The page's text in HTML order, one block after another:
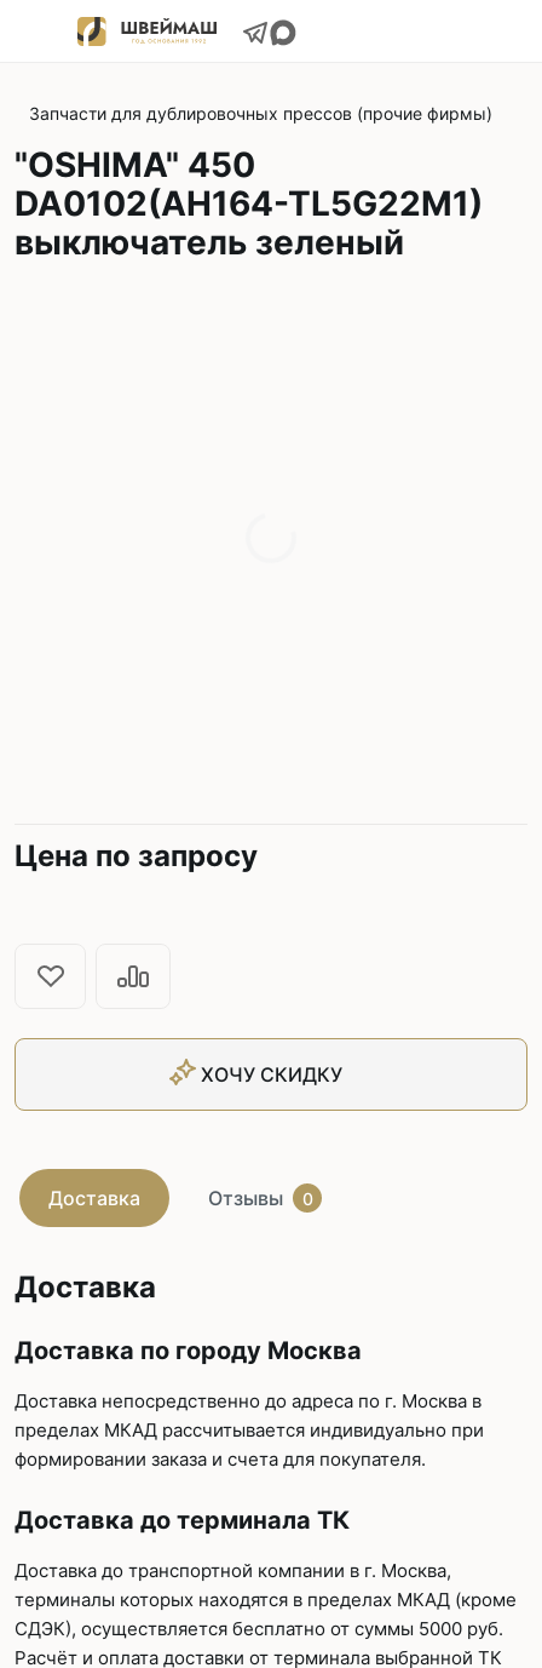
Запчасти для дублировочных прессов (прочие фирмы)
"OSHIMA" 450
DA0102(AH164-TL5G22M1)
выключатель зеленый
Цена по запросу
ХОЧУ СКИДКУ
Доставка Отзывы 0
Доставка
Доставка по городу Москва
Доставка непосредственно до адреса по г. Москва в
пределах МКАД рассчитывается индивидуально при
формировании заказа и счета для покупателя.
Доставка до терминала ТК
Доставка до транспортной компании в г. Москва,
терминалы которых находятся в пределах МКАД (кроме
СДЭК), осуществляется бесплатно от суммы 5000 руб.
Расчёт и оплата доставки от терминала выбранной ТК